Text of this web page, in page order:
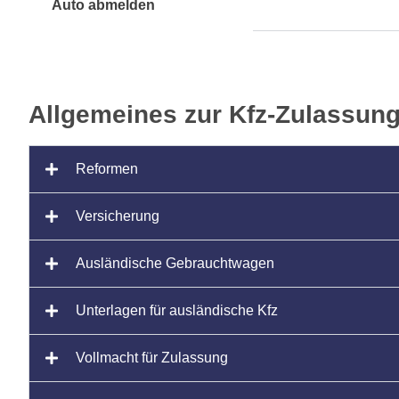
Auto abmelden
Allgemeines zur Kfz-Zulassung
Reformen
Versicherung
Ausländische Gebrauchtwagen
Unterlagen für ausländische Kfz
Vollmacht für Zulassung